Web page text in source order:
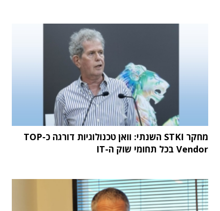
מחקר STKI השנתי: וואן טכנולוגיות דורגה כ-TOP
Vendor בכל תחומי שוק ה-IT